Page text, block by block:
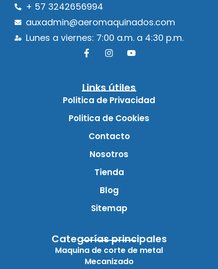
+ 57 3242656994
auxadmin@aeromaquinados.com
Lunes a viernes: 7:00 a.m. a 4:30 p.m.
Links útiles
Politica de Privacidad
Politica de Cookies
Contacto
Nosotros
Tienda
Blog
Sitemap
Categorías principales
Maquina de corte de metal
Mecanizado